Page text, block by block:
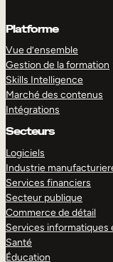
Platforme
Vue d’ensemble
Gestion de la formation
Skills Intelligence
Marché des contenus
Intégrations
Secteurs
Logiciels
Industrie
Services financiers
Secteur publique
Commerce de détail
Services informatiques
Santé
Éducation